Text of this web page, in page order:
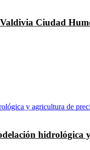
Ciudad
hidrológica